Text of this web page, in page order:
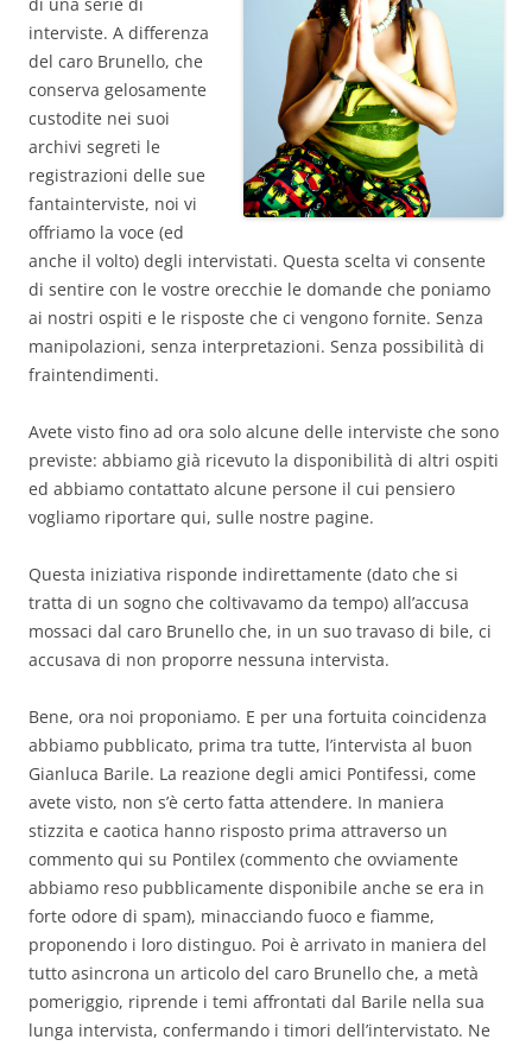
interviste. A differenza
del caro Brunello, che
conserva gelosamente
custodite nei suoi
archivi segreti le
registrazioni delle sue
fantainterviste, noi vi
offriamo la voce (ed
anche il volto) degli intervistati. Questa scelta vi consente
di sentire con le vostre orecchie le domande che poniamo
ai nostri ospiti e le risposte che ci vengono fornite. Senza
manipolazioni, senza interpretazioni. Senza possibilità di
fraintendimenti.
Avete visto fino ad ora solo alcune delle interviste che sono
previste: abbiamo già ricevuto la disponibilità di altri ospiti
ed abbiamo contattato alcune persone il cui pensiero
vogliamo riportare qui, sulle nostre pagine.
Questa iniziativa risponde indirettamente (dato che si
tratta di un sogno che coltivavamo da tempo) all’accusa
mossaci dal caro Brunello che, in un suo travaso di bile, ci
accusava di non proporre nessuna intervista.
Bene, ora noi proponiamo. E per una fortuita coincidenza
abbiamo pubblicato, prima tra tutte, l’intervista al buon
Gianluca Barile. La reazione degli amici Pontifessi, come
avete visto, non s’è certo fatta attendere. In maniera
stizzita e caotica hanno risposto prima attraverso un
commento qui su Pontilex (commento che ovviamente
abbiamo reso pubblicamente disponibile anche se era in
forte odore di spam), minacciando fuoco e fiamme,
proponendo i loro distinguo. Poi è arrivato in maniera del
tutto asincrona un articolo del caro Brunello che, a metà
pomeriggio, riprende i temi affrontati dal Barile nella sua
lunga intervista, confermando i timori dell’intervistato. Ne